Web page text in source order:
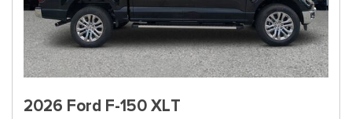
2026 Ford F-150 XLT